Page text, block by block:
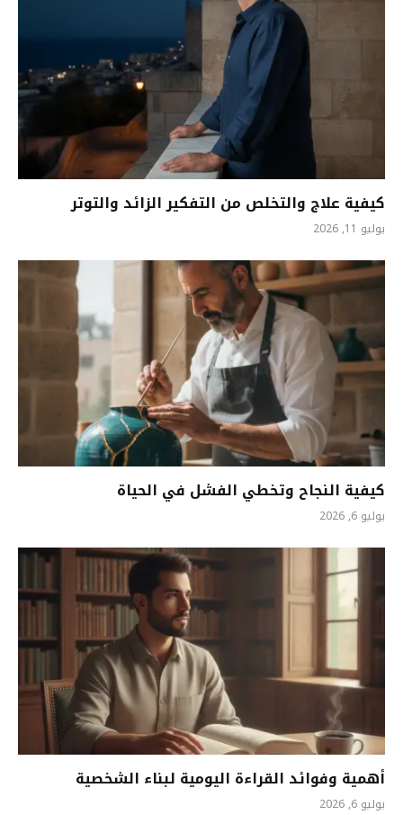
كيفية علاج والتخلص من التفكير الزائد والتوتر
يوليو 11, 2026
كيفية النجاح وتخطي الفشل في الحياة
يوليو 6, 2026
أهمية وفوائد القراءة اليومية لبناء الشخصية
يوليو 6, 2026